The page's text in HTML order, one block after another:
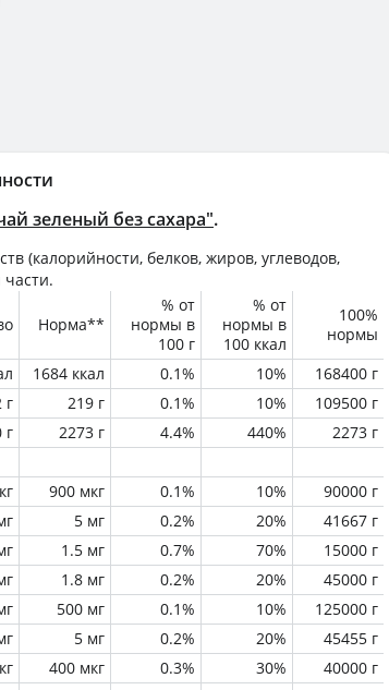
зеленый без сахара".
(калорийности, белков, жиров, углеводов,
Норма**
% от
нормы в
100 г
% от
нормы в
100 ккал
100%
нормы
1684 ккал 0.1% 10%
168400 г
г 219 г 0.1% 10%
109500 г
г 2273 г 4.4% 440% 2273 г
900 мкг 0.1% 10%
90000 г
5 мг 0.2% 20%
41667 г
1.5 мг 0.7% 70%
15000 г
1.8 мг 0.2% 20%
45000 г
500 мг 0.1% 10%
125000 г
5 мг 0.2% 20%
45455 г
400 мкг 0.3% 30% 40000 г